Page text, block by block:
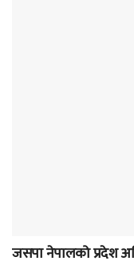
जसपा नेपालको प्रदेश